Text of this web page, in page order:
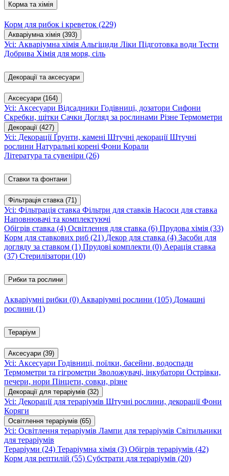
Корма та хімія
Корм для рибок і креветок (229)
Акваріумна хімія (393)
Усі: Акваріумна хімія Альгіциди Ліки Підготовка води Тести
Добрива Хімія для моря, сіль
Декорації та аксесуари
Аксесуари (164)
Усі: Аксесуари Відсадники Годівниці, дозатори Сифони
Скребки, щітки Сачки Догляд за рослинами Різне Термометри
Декорації (427)
Усі: ДекораціїҐрунти, камені Штучні декораціїШтучні
рослини Натуральні корені Фони Корали
Література та сувеніри (26)
Ставки та фонтани
Фільтрація ставка (71)
Усі: Фільтрація ставка Фільтри для ставків Насоси для ставка
Наповнювачі та комплектуючі
Обігрів ставка (4) Освітлення для ставка (6) Прудова хімія (33)
Корм для ставкових риб (21) Декор для ставка (4) Засоби для
догляду за ставком (1) Прудові комплекти (0) Аерація ставка
(37) Стерилізатори (10)
Рибки та рослини
Акваріумні рибки (0) Акваріумні рослини (105) Домашні
рослини (1)
Тераріум
Аксесуари (39)
Усі: Аксесуари Годівниці, поїлки, басейни, водоспади
Термометри та гігрометри Зволожувачі, інкубатори Острівки,
печери, нори Пінцети, совки, різне
Декорації для тераріумів (32)
Усі: Декорації для тераріумів Штучні рослини, декораціїФони
Коряги
Освітлення тераріумів (65)
Усі: Освітлення тераріумів Лампи для тераріумів Світильники
для тераріумів
Тераріуми (24) Тераріумна хімія (3) Обігрів тераріумів (42)
Корм для рептилій (55) Субстрати для тераріумів (20)